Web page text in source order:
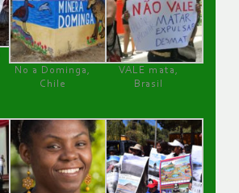
No a Dominga,
Chile
VALE mata,
Brasil